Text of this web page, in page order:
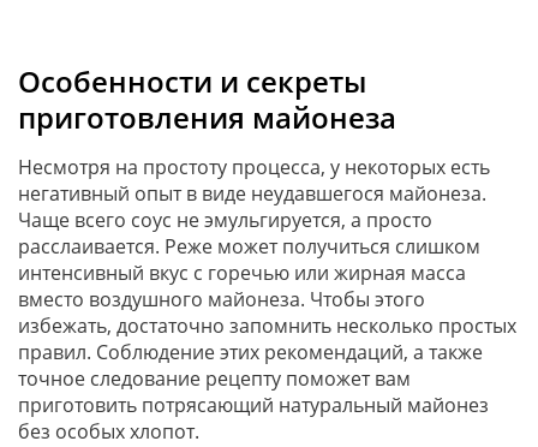
Особенности и секреты
приготовления майонеза
Несмотря на простоту процесса, у некоторых есть
негативный опыт в виде неудавшегося майонеза.
Чаще всего соус не эмульгируется, а просто
расслаивается. Реже может получиться слишком
интенсивный вкус с горечью или жирная масса
вместо воздушного майонеза. Чтобы этого
избежать, достаточно запомнить несколько простых
правил. Соблюдение этих рекомендаций, а также
точное следование рецепту поможет вам
приготовить потрясающий натуральный майонез
без особых хлопот.